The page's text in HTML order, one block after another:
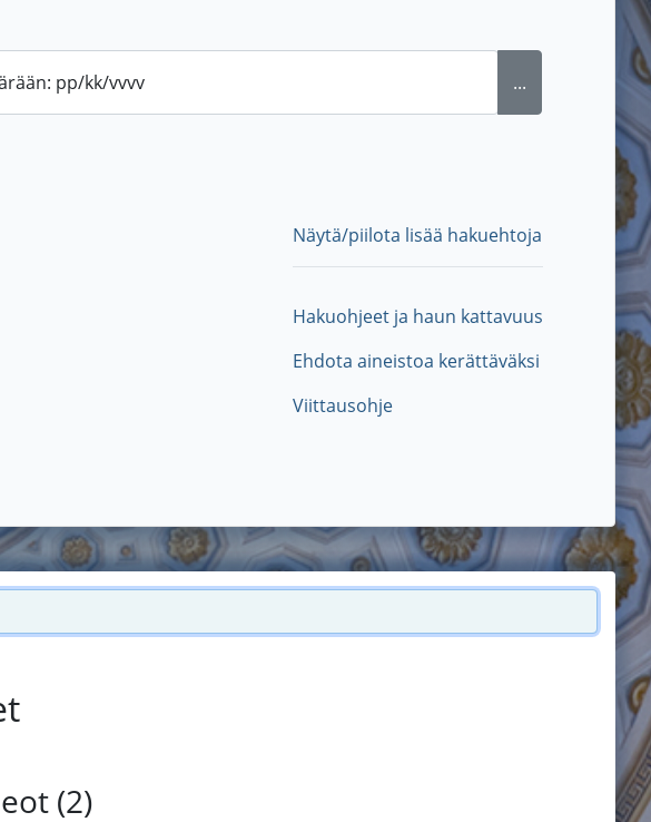
pp/kk/vvvv ...
Näytä/piilota lisää hakuehtoja
Hakuohjeet ja haun kattavuus
Ehdota aineistoa kerättäväksi
Viittausohje
(2)